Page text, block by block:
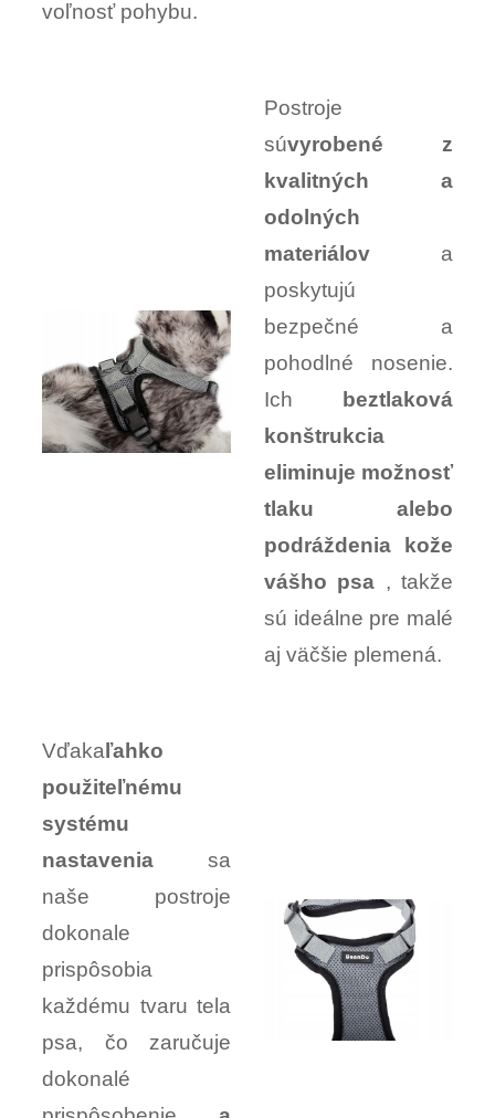
voľnosť pohybu.
Postroje
súvyrobené z
kvalitných a
odolných
materiálov a
poskytujú
bezpečné a
pohodlné nosenie.
Ich
beztlaková
konštrukcia
eliminuje možnosť
tlaku alebo
podráždenia kože
vášho psa , takže
sú ideálne pre malé
aj väčšie plemená.
Vďaka ľahko
použiteľnému
systému
nastavenia
sa
naše postroje
dokonale
prispôsobia
každému tvaru tela
psa, čo zaručuje
dokonalé